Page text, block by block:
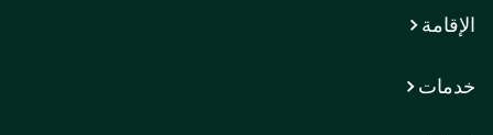
الإقامة
خدمات